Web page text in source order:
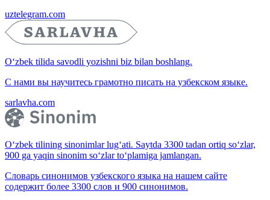
uztelegram.com
O‘zbek tilida savodli yozishni biz bilan boshlang.
С нами вы научитесь грамотно писать на узбекском языке.
sarlavha.com
O‘zbek tilining sinonimlar lug‘ati. Saytda 3300 tadan ortiq so‘zlar,
900 ga yaqin sinonim so‘zlar to‘plamiga jamlangan.
Словарь синонимов узбекского языка на нашем сайте
содержит более 3300 слов и 900 синонимов.